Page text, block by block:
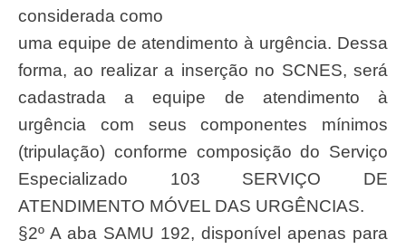
considerada como
uma equipe de atendimento à urgência. Dessa
forma, ao realizar a inserção no SCNES, será
cadastrada a equipe de atendimento à
urgência com seus componentes mínimos
(tripulação) conforme composição do Serviço
Especializado 103 SERVIÇO DE
ATENDIMENTO MÓVEL DAS URGÊNCIAS.
§2º A aba SAMU 192, disponível apenas para